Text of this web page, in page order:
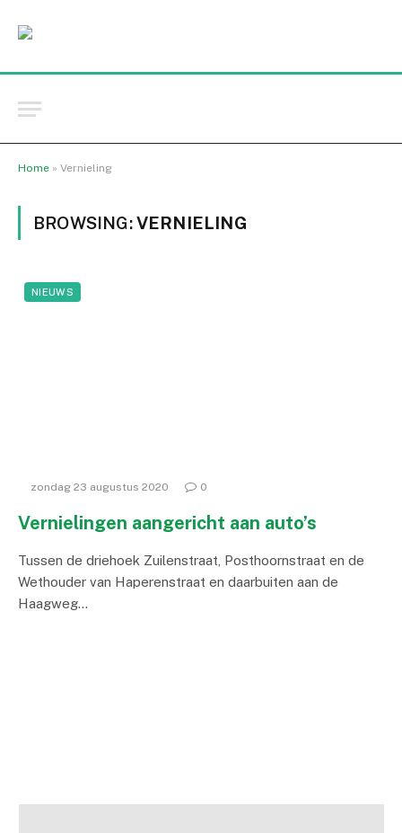
Home » Vernieling
BROWSING:VERNIELING
NIEUWS
zondag 23 augustus 2020 0
Vernielingen aangericht aan auto’s
Tussen de driehoek Zuilenstraat, Posthoornstraat en de
Wethouder van Haperenstraat en daarbuiten aan de
Haagweg…